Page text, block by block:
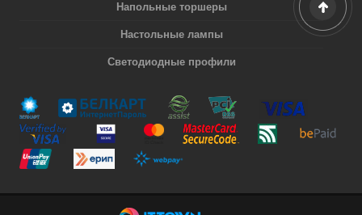
Напольные торшеры
Настольные лампы
Светодиодные профили